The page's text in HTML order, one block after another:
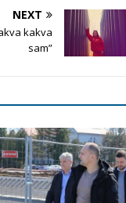
NEXT
kakva
sam”